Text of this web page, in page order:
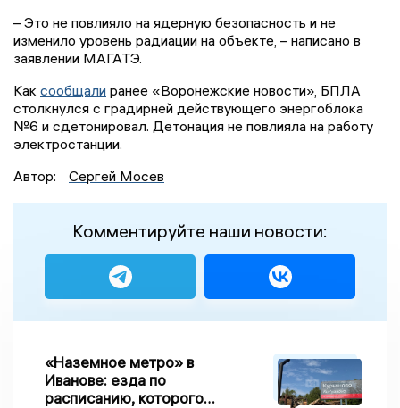
– Это не повлияло на ядерную безопасность и не
изменило уровень радиации на объекте, – написано в
заявлении МАГАТЭ.
Как сообщали ранее «Воронежские новости», БПЛА
столкнулся с градирней действующего энергоблока
№6 и сдетонировал. Детонация не повлияла на работу
электростанции.
Автор:
Сергей Мосев
Комментируйте наши новости:
«Наземное метро» в
Иванове: езда по
расписанию, которого